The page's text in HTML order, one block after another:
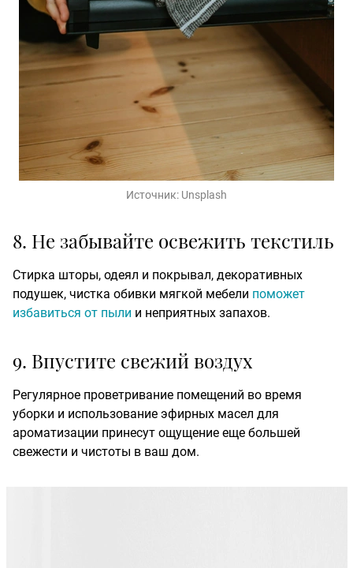
Источник: Unsplash
8. Не забывайте освежить текстиль
Стирка шторы, одеял и покрывал, декоративных
подушек, чистка обивки мягкой мебели поможет
избавиться от пыли и неприятных запахов.
9. Впустите свежий воздух
Регулярное проветривание помещений во время
уборки и использование эфирных масел для
ароматизации принесут ощущение еще большей
свежести и чистоты в ваш дом.